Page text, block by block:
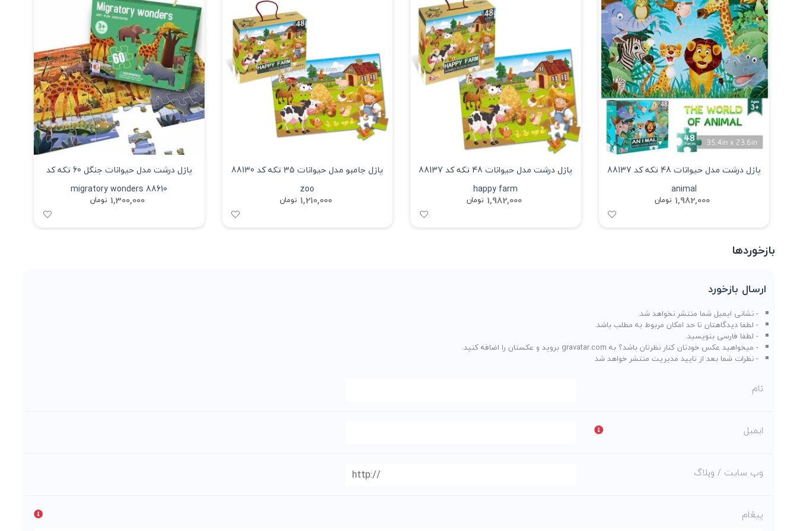
پازل درشت مدل حیوانات 48 تکه کد 88137
animal
1,982,000 تومان
پازل درشت مدل حیوانات 48 تکه کد 88137
happy farm
1,982,000 تومان
پازل جامبو مدل حیوانات 35 تکه کد 88130
zoo
1,210,000 تومان
پازل درشت مدل حیوانات جنگل 60 تکه کد
88610 migratory wonders
1,300,000 تومان
بازخوردها
ارسال بازخورد
- نشانی ایمیل شما منتشر نخواهد شد.
- لطفا دیدگاهتان تا حد امکان مربوط به مطلب باشد.
- لطفا فارسی بنویسید.
- میخواهید عکس خودتان کنار نظرتان باشد؟ به gravatar.com بروید و عکستان را اضافه کنید.
- نظرات شما بعد از تایید مدیریت منتشر خواهد شد
نام
ایمیل
وب سایت / وبلاگ
پیغام